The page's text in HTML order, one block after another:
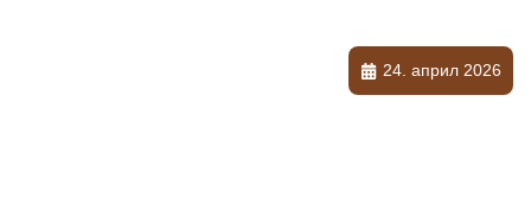
24. април 2026